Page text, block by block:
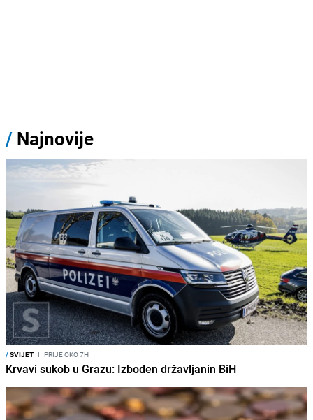
/ Najnovije
/SVIJET I PRIJE OKO 7H
Krvavi sukob u Grazu: Izboden državljanin BiH